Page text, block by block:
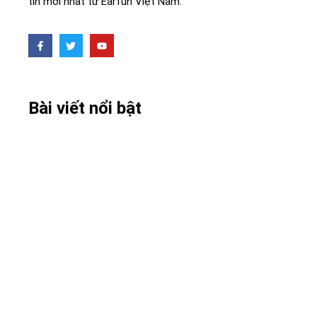
Bài viết nổi bật